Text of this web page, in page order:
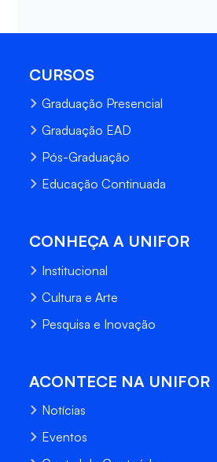
CURSOS
Graduação Presencial
Graduação EAD
Pós-Graduação
Educação Continuada
CONHEÇA A UNIFOR
Institucional
Cultura e Arte
Pesquisa e Inovação
ACONTECE NA UNIFOR
Notícias
Eventos